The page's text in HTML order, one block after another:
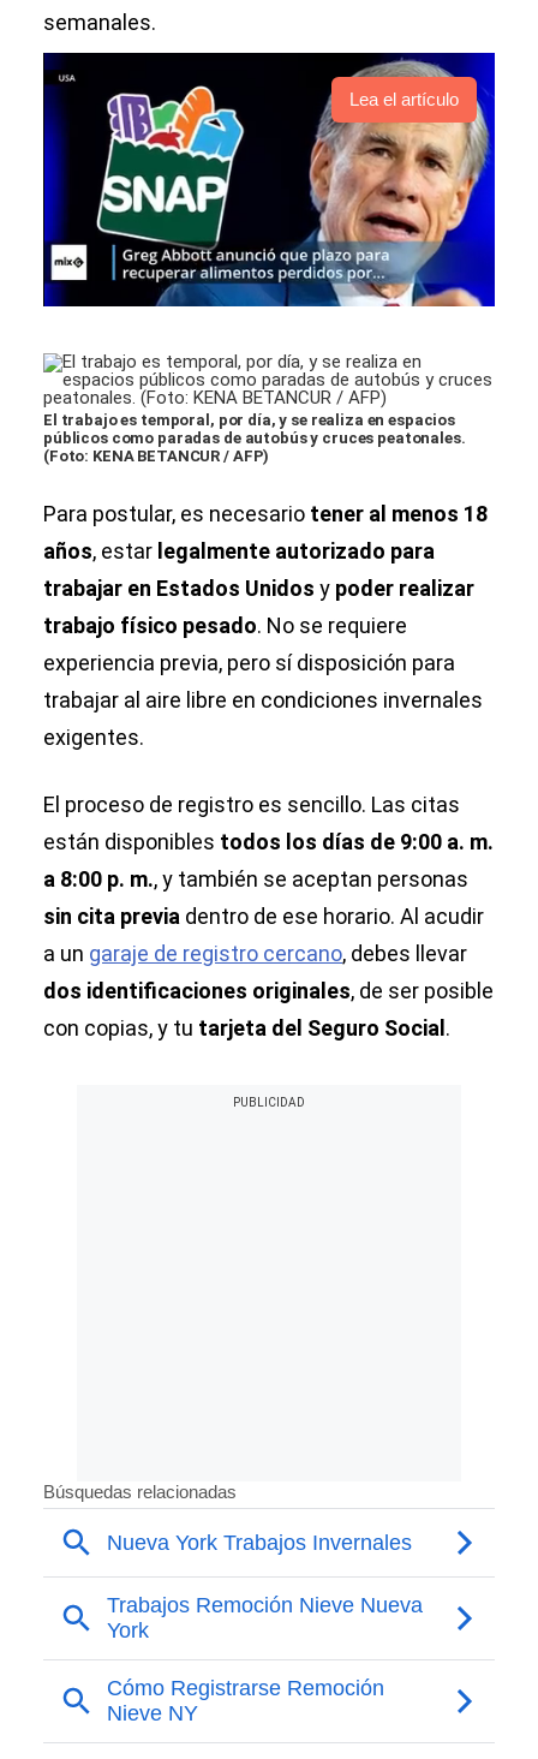
semanales.
Lea el artículo
El trabajo es temporal, por día, y se realiza en espacios
públicos como paradas de autobús y cruces peatonales.
(Foto: KENA BETANCUR / AFP)
Para postular, es necesario tener al menos 18
años, estar legalmente autorizado para
trabajar en Estados Unidos y poder realizar
trabajo físico pesado. No se requiere
experiencia previa, pero sí disposición para
trabajar al aire libre en condiciones invernales
exigentes.
El proceso de registro es sencillo. Las citas
están disponibles todos los días de 9:00 a. m.
a 8:00 p. m., y también se aceptan personas
sin cita previa dentro de ese horario. Al acudir
a un garaje de registro cercano, debes llevar
dos identificaciones originales, de ser posible
con copias, y tu tarjeta del Seguro Social .